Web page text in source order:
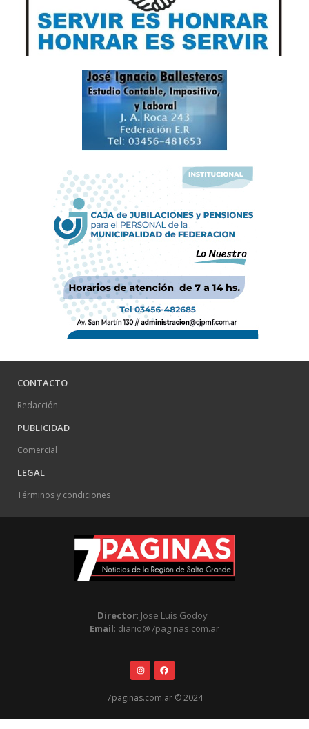
CONTACTO
Redacción
PUBLICIDAD
Comercial
LEGAL
Términos y condiciones
Director: Jose Luis Godoy
Email: diario@7paginas.com.ar
7paginas.com.ar © 2024